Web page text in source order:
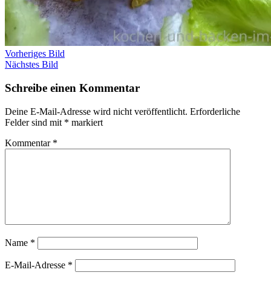
Vorheriges Bild
Nächstes Bild
Schreibe einen Kommentar
Deine E-Mail-Adresse wird nicht veröffentlicht. Erforderliche
Felder sind mit * markiert
Kommentar *
Name *
E-Mail-Adresse *